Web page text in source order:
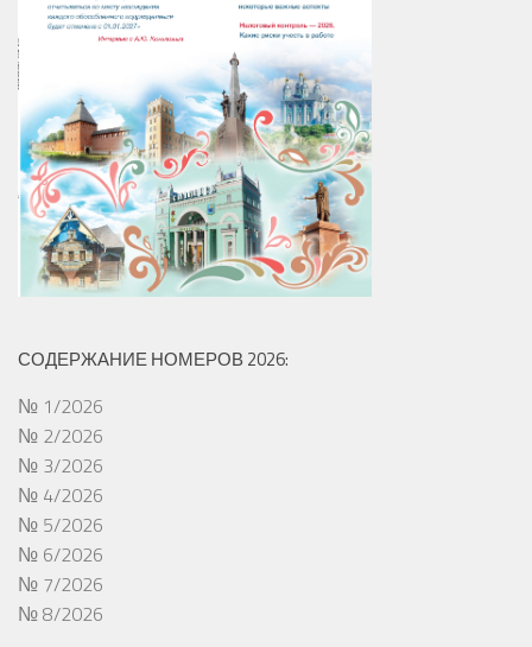
СОДЕРЖАНИЕ НОМЕРОВ 2026:
№ 1/2026
№ 2/2026
№ 3/2026
№ 4/2026
№ 5/2026
№ 6/2026
№ 7/2026
№ 8/2026